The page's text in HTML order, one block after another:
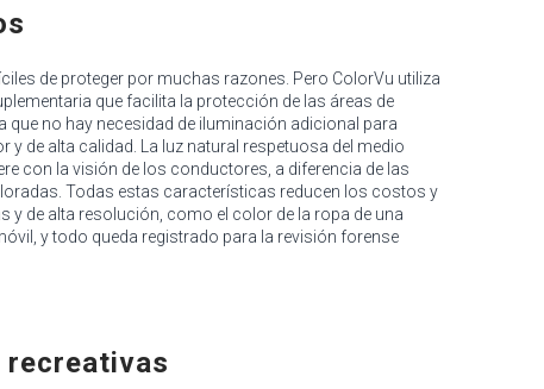
de proteger por muchas razones. Pero ColorVu utiliza
que facilita la protección de las áreas de
que no hay necesidad de iluminación adicional para
y de alta calidad. La luz natural respetuosa del medio
con la visión de los conductores, a diferencia de las
Todas estas características reducen los costos y
y de alta resolución, como el color de la ropa de una
y todo queda registrado para la revisión forense
recreativas